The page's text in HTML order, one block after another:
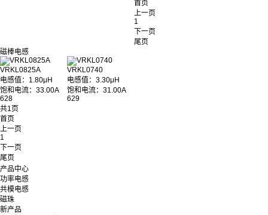
首页
上一页
1
下一页
尾页
磁棒电感
VRKL0825A
电感值：1.80μH
饱和电流：33.00A
628
VRKL0740
电感值：3.30μH
饱和电流：31.00A
629
共1页
首页
上一页
1
下一页
尾页
产品中心
功率电感
共模电感
磁珠
新产品